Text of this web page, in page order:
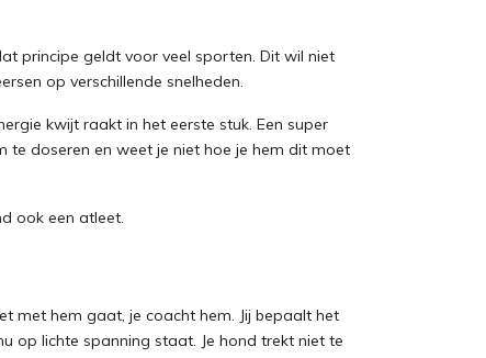
principe geldt voor veel sporten. Dit wil niet
op verschillende snelheden.
kwijt raakt in het eerste stuk. Een super
doseren en weet je niet hoe je hem dit moet
ook een atleet.
met hem gaat, je coacht hem. Jij bepaalt het
op lichte spanning staat. Je hond trekt niet te